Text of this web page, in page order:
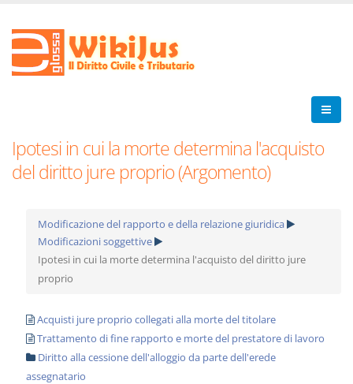
Ipotesi in cui la morte determina l'acquisto
del diritto jure proprio (Argomento)
Modificazione del rapporto e della relazione giuridica
Modificazioni soggettive
Ipotesi in cui la morte determina l'acquisto del diritto jure
proprio
Acquisti jure proprio collegati alla morte del titolare
Trattamento di fine rapporto e morte del prestatore di lavoro
Diritto alla cessione dell'alloggio da parte dell'erede
assegnatario